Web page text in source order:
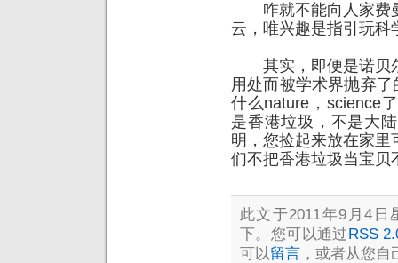
咋就不能向人家费
云，唯兴趣是指引玩
其实，即便是诺贝
用处而被学术界抛弃
什么nature，science
是香港垃圾，不是大
明，您捡起来放在家
们不把香港垃圾当宝贝
此文于2011年9月4日
下。您可以通过RSS
可以留言 ，或者从您自